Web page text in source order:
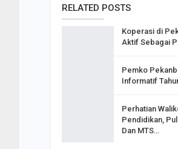
RELATED POSTS
Koperasi di
Aktif Sebagai
Pemko
Informatif
Perhatian
Pendidikan,
Dan MTS…